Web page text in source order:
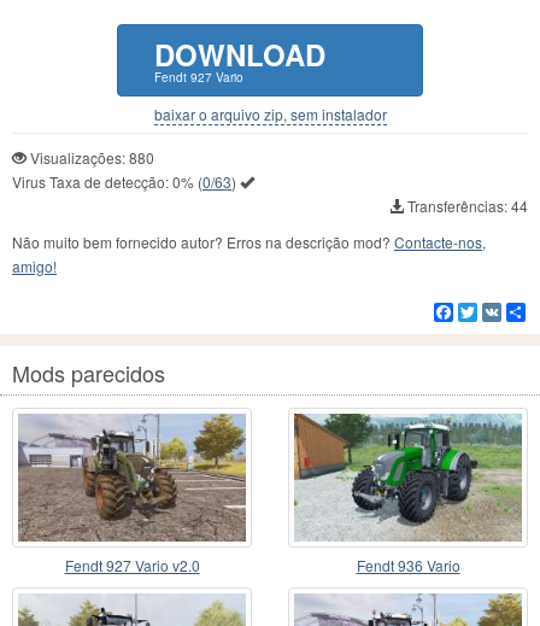
DOWNLOAD
Fendt 927 Vario
baixar o arquivo zip, sem instalador
Visualizações: 880
Virus Taxa de detecção:0% (0/63)
Transferências: 44
Não muito bem fornecido autor? Erros na descrição mod? Contacte-nos,
amigo!
Facebook
Twitter
VK
Mods parecidos
Fendt 927 Vario v2.0 Fendt 936 Vario